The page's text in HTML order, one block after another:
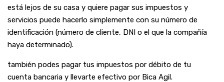
está lejos de su casa y quiere pagar sus impuestos y
servicios puede hacerlo simplemente con su número de
identificación (número de cliente, DNI o el que la compañía
haya determinado).
también podes pagar tus impuestos por débito de tu
cuenta bancaria y llevarte efectivo por Bica Agil.